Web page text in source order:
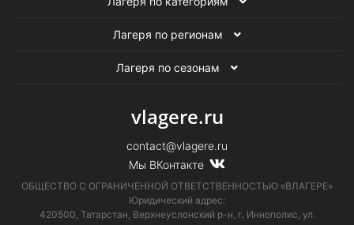
Лагеря по регионам
Лагеря по сезонам
vlagere.ru
contact@vlagere.ru
Мы ВКонтакте
ОБЩЕСТВО С ОГРАНИЧЕННОЙ ОТВЕТСТВЕННОСТЬЮ «ВЛАГЕРЕ»
Юридический адрес:
420500, Татарстан, Верхнеуслонский р-н, г. Иннополис, ул.